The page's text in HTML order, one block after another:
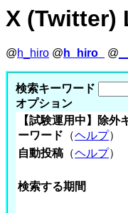
X (Twitter)
@h_hiro @ h_hiro_ @
検索キーワード
オプション
【試験運用中】除外
ーワード （ヘルプ）
自動投稿 （ヘルプ）
検索する期間